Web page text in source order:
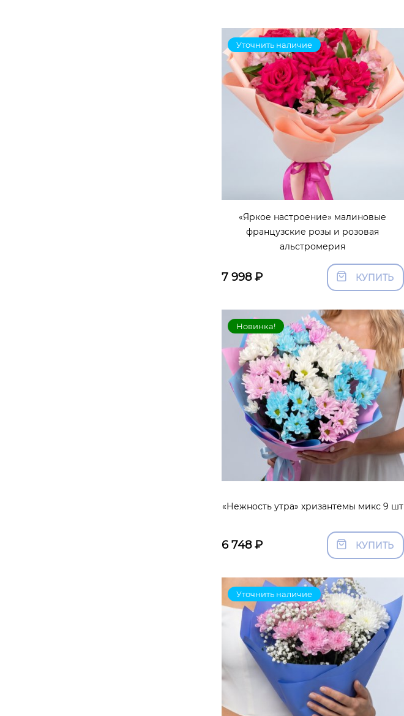
Уточнить наличие
«Яркое настроение» малиновые
французские розы и розовая
альстромерия
7 998₽ КУПИТЬ
Новинка!
«Нежность утра» хризантемы микс 9 шт
6 748₽ КУПИТЬ
Уточнить наличие